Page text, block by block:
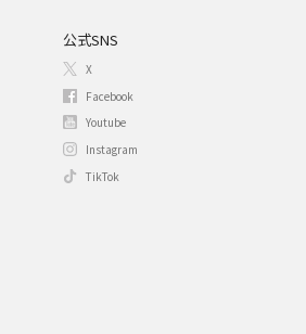
公式SNS
X
Facebook
Youtube
Instagram
TikTok